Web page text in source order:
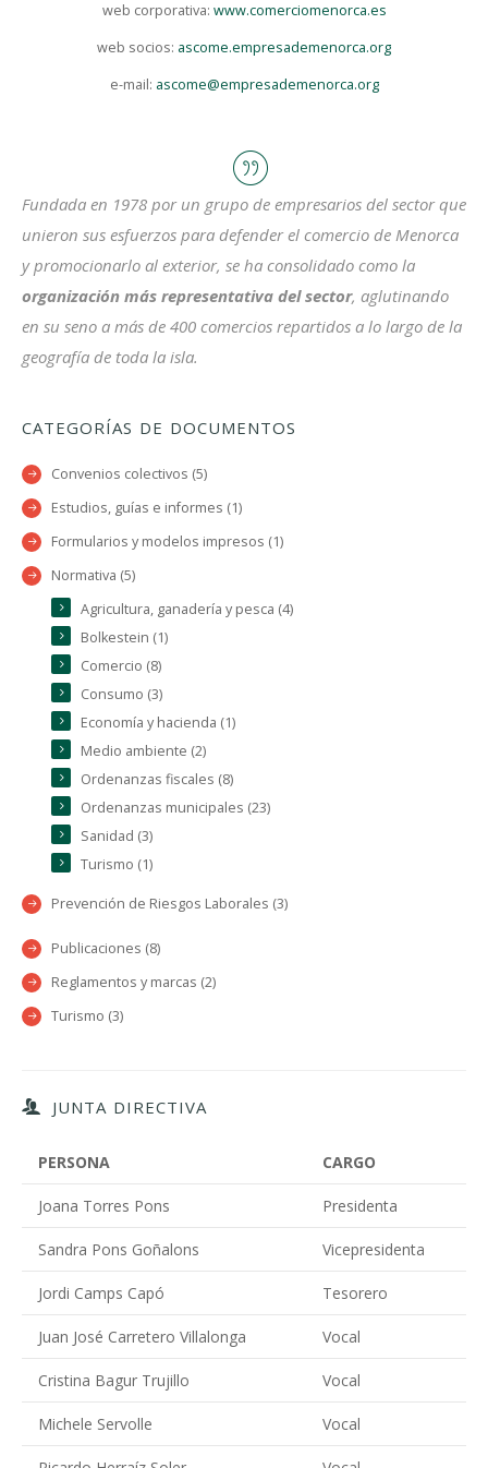
web corporativa: www.comerciomenorca.es
web socios: ascome.empresademenorca.org
e-mail: ascome@empresademenorca.org
Fundada en 1978 por un grupo de empresarios del sector que
unieron sus esfuerzos para defender el comercio de Menorca
y promocionarlo al exterior, se ha consolidado como la
organización más representativa del sector, aglutinando
en su seno a más de 400 comercios repartidos a lo largo de la
geografía de toda la isla.
CATEGORÍAS DE DOCUMENTOS
Convenios colectivos (5)
Estudios, guías e informes (1)
Formularios y modelos impresos (1)
Normativa (5)
Agricultura, ganadería y pesca (4)
Bolkestein (1)
Comercio (8)
Consumo (3)
Economía y hacienda (1)
Medio ambiente (2)
Ordenanzas fiscales (8)
Ordenanzas municipales (23)
Sanidad (3)
Turismo (1)
Prevención de Riesgos Laborales (3)
Publicaciones (8)
Reglamentos y marcas (2)
Turismo (3)
JUNTA DIRECTIVA
PERSONA CARGO
Joana Torres Pons Presidenta
Sandra Pons Goñalons Vicepresidenta
Jordi Camps Capó Tesorero
Juan José Carretero Villalonga Vocal
Cristina Bagur Trujillo Vocal
Michele Servolle Vocal